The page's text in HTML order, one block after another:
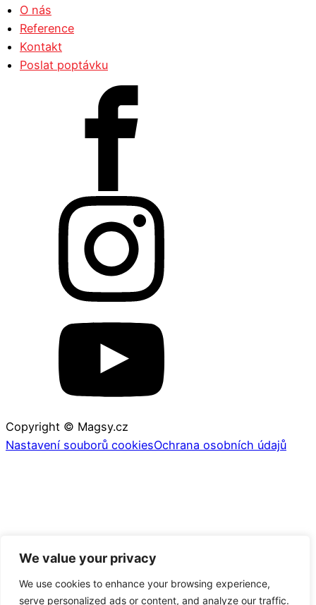
We value your privacy
We use cookies to enhance your browsing experience,
serve personalized ads or content, and analyze our traffic.
O nás
Reference
Kontakt
Poslat poptávku
Copyright © Magsy.cz
Nastavení souborů cookiesOchrana osobních údajů